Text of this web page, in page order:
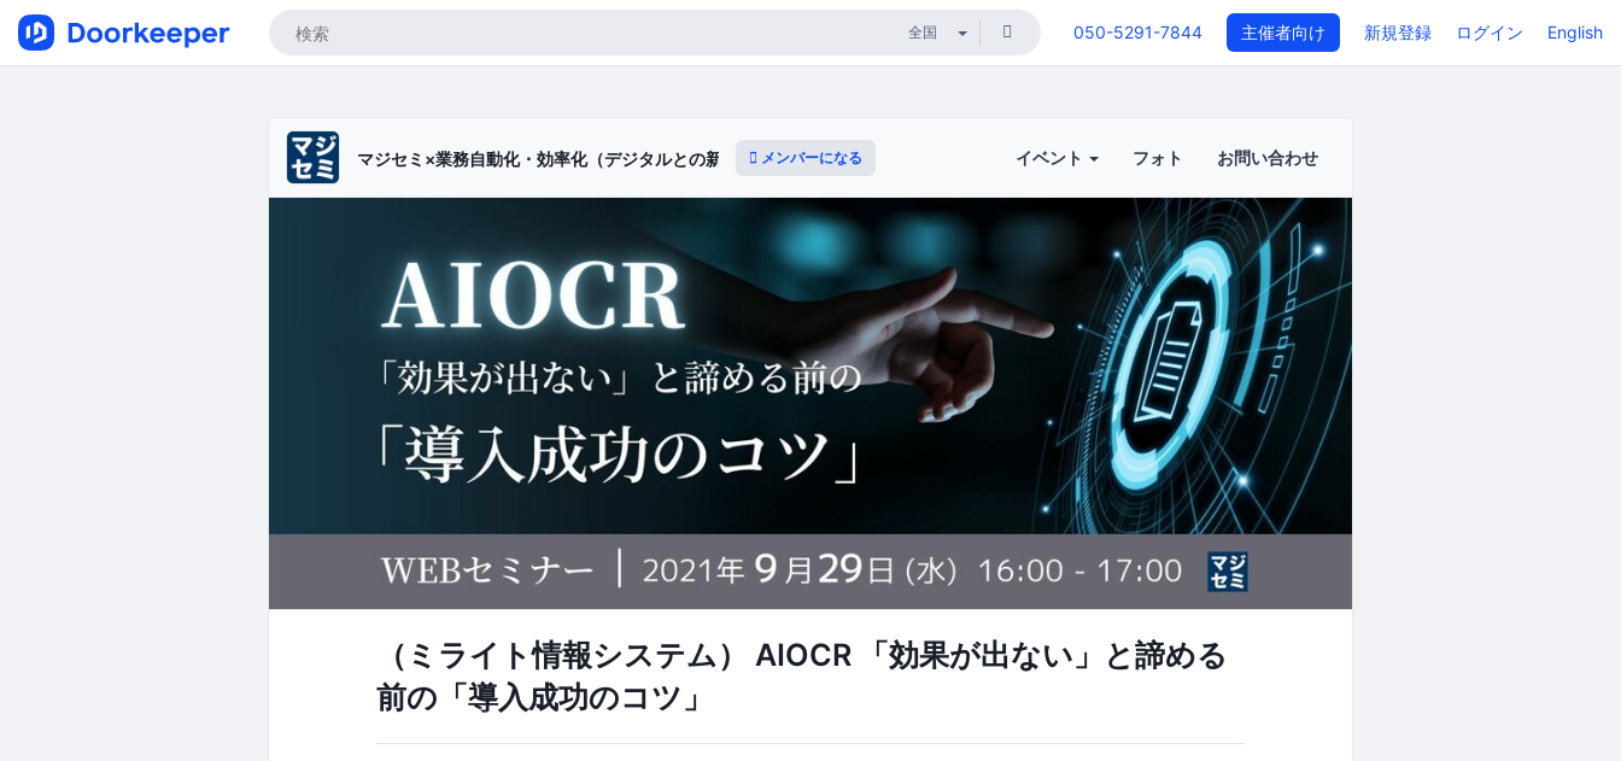
050-5291-7844 主催者向け 新規登録 ログイン English
マジセミ×業務自動化・効率化（デジタルとの新たな出会いと体験）
メンバーになる イベント フォト お問い合わせ
（ミライト情報システム） AIOCR 「効果が出ない」と諦める
前の「導入成功のコツ」